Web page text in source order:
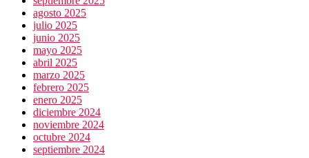
agosto 2025
julio 2025
junio 2025
mayo 2025
abril 2025
marzo 2025
febrero 2025
enero 2025
diciembre 2024
noviembre 2024
octubre 2024
septiembre 2024